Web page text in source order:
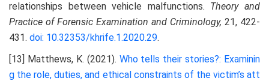
relationships between vehicle malfunctions. Theory and
Practice of Forensic Examination and Criminology, 21, 422-
431. doi: 10.32353/khrife.1.2020.29.
[13] Matthews, K. (2021). Who tells their stories?: Examinin
g the role, duties, and ethical constraints of the victim’s att